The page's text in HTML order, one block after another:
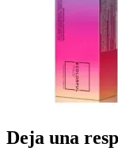
Deja una